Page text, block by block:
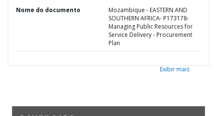
Nome do documento
Mozambique - EASTERN AND
SOUTHERN AFRICA- P173178-
Managing Public Resources for
Service Delivery - Procurement
Plan
Exibir mais